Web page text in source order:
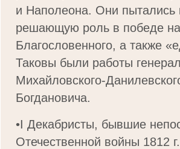
и Наполеона. Они пытались
решающую роль в победе
Благословенного, а также
Таковы были работы
Михайловского-
Богдановича.
•I Декабристы, бывшие
Отечественной войны 1812